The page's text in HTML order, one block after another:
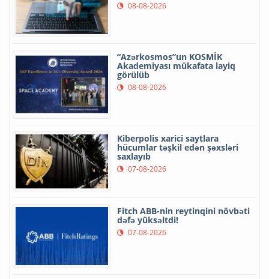
08-08-2026
“Azərkosmos”un KOSMİK
Akademiyası mükafata layiq
görülüb
08-08-2026
Kiberpolis xarici saytlara
hücumlar təşkil edən şəxsləri
saxlayıb
07-08-2026
Fitch ABB-nin reytinqini növbəti
dəfə yüksəltdi!
07-08-2026